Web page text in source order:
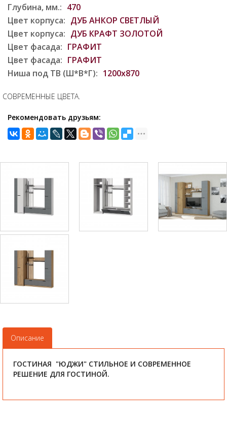
Глубина, мм.: 470
Цвет корпуса: ДУБ АНКОР СВЕТЛЫЙ
Цвет корпуса: ДУБ КРАФТ ЗОЛОТОЙ
Цвет фасада: ГРАФИТ
Цвет фасада: ГРАФИТ
Ниша под ТВ (Ш*В*Г): 1200х870
СОВРЕМЕННЫЕ ЦВЕТА.
Рекомендовать друзьям:
Описание
ГОСТИНАЯ "ЮДЖИ" СТИЛЬНОЕ И СОВРЕМЕННОЕ
РЕШЕНИЕ ДЛЯ ГОСТИНОЙ.